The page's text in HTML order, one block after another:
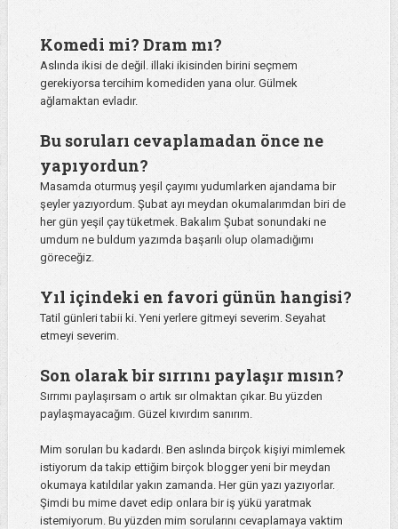
Komedi mi? Dram mı?
Aslında ikisi de değil. illaki ikisinden birini seçmem
gerekiyorsa tercihim komediden yana olur. Gülmek
ağlamaktan evladır.
Bu soruları cevaplamadan önce ne
yapıyordun?
Masamda oturmuş yeşil çayımı yudumlarken ajandama bir
şeyler yazıyordum. Şubat ayı meydan okumalarımdan biri de
her gün yeşil çay tüketmek. Bakalım Şubat sonundaki ne
umdum ne buldum yazımda başarılı olup olamadığımı
göreceğiz.
Yıl içindeki en favori günün hangisi?
Tatil günleri tabii ki. Yeni yerlere gitmeyi severim. Seyahat
etmeyi severim.
Son olarak bir sırrını paylaşır mısın?
Sırrımı paylaşırsam o artık sır olmaktan çıkar. Bu yüzden
paylaşmayacağım. Güzel kıvırdım sanırım.
Mim soruları bu kadardı. Ben aslında birçok kişiyi mimlemek
istiyorum da takip ettiğim birçok blogger yeni bir meydan
okumaya katıldılar yakın zamanda. Her gün yazı yazıyorlar.
Şimdi bu mime davet edip onlara bir iş yükü yaratmak
istemiyorum. Bu yüzden mim sorularını cevaplamaya vaktim